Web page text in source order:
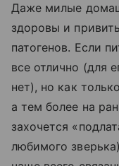
Даже милые
здоровы и
патогенов. Если
все отлично (для
нет), но как
а тем более на
захочется
любимого